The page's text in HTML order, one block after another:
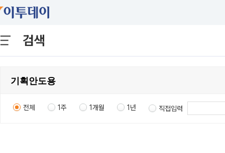
검색
전체 1주 1개월 1년 직접입력